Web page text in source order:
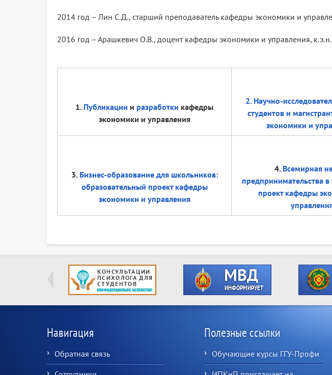
2014 год – Лин С.Д., старший преподаватель кафедры экономики и
2016 год – Арашкевич О.В., доцент кафедры экономики и управления,
1. Публикации и разработки кафедры
экономики и управления
2. Научно-
студентов и
экономики и
3. Бизнес-образование для школьников:
образовательный проект кафедры
экономики и управления
4. Всемирная
предпринимательства в
проект кафедры
Навигация
Обратная связь
Полезные ссылки
Обучающие курсы ГГУ-Профи